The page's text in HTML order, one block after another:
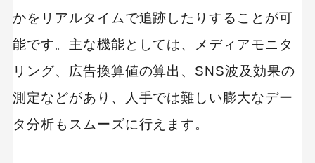
かをリアルタイムで追跡したりすることが可
能です。主な機能としては、メディアモニタ
リング、広告換算値の算出、SNS波及効果の
測定などがあり、人手では難しい膨大なデー
タ分析もスムーズに行えます。